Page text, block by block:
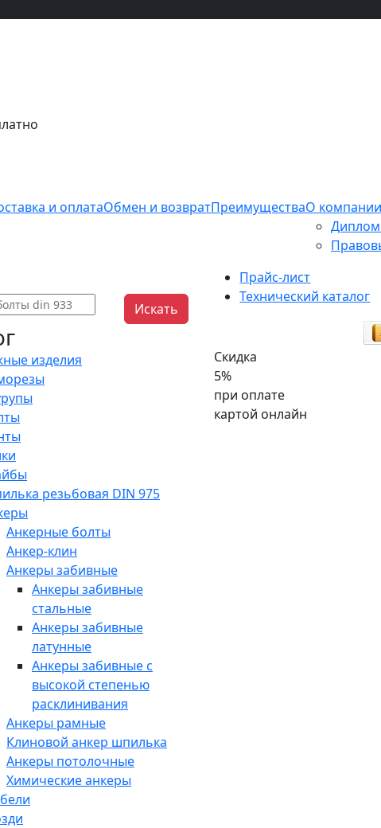
и оплатаОбмен и возвратПреимуществаО компании
Искать
изделия
резьбовая DIN 975
Анкерные болты
Анкер-клин
Анкеры забивные
Анкеры забивные
стальные
Анкеры забивные
латунные
Анкеры забивные с
высокой степенью
расклинивания
Анкеры рамные
Клиновой анкер шпилька
Анкеры потолочные
Химические анкеры
Прайс-лист
Технический каталог
Скидка
5%
при оплате
картой онлайн